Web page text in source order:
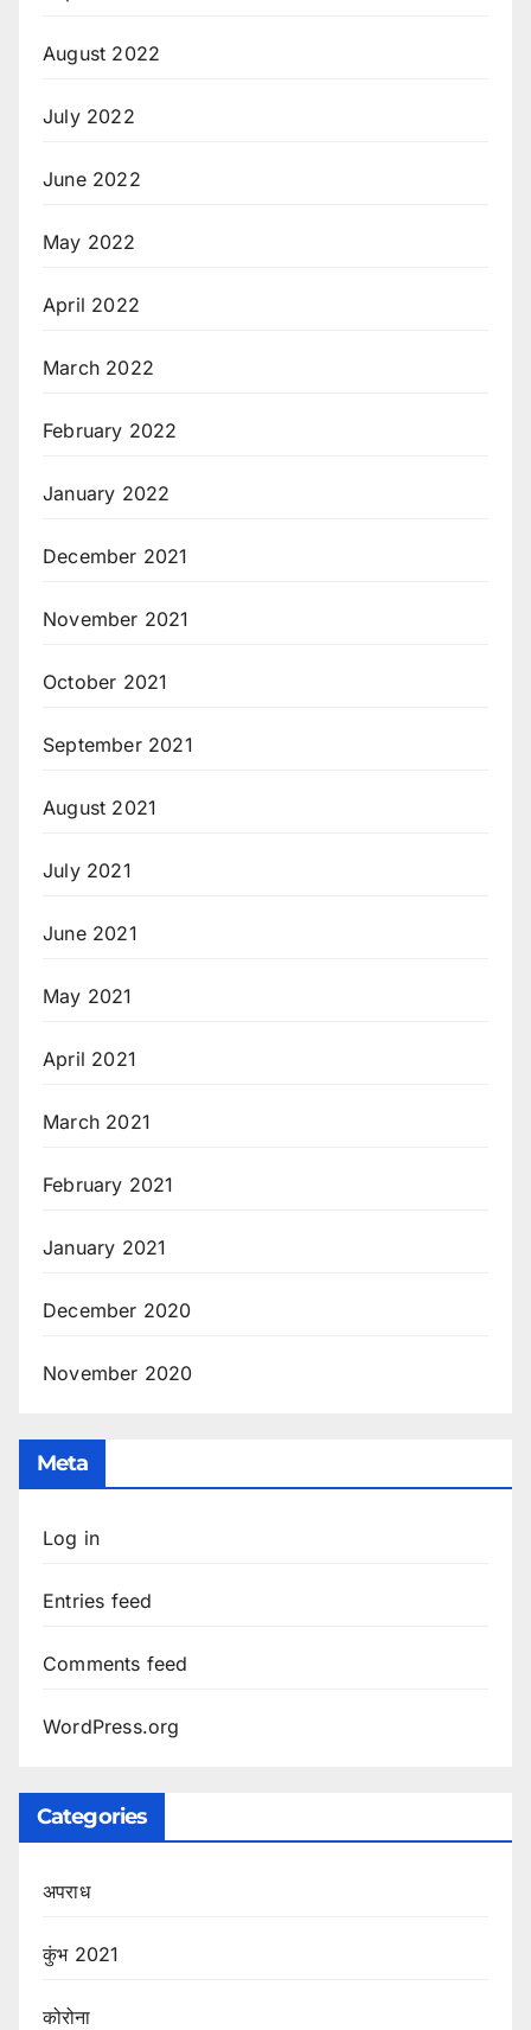
August 2022
July 2022
June 2022
May 2022
April 2022
March 2022
February 2022
January 2022
December 2021
November 2021
October 2021
September 2021
August 2021
July 2021
June 2021
May 2021
April 2021
March 2021
February 2021
January 2021
December 2020
November 2020
Meta
Log in
Entries feed
Comments feed
WordPress.org
Categories
अपराध
कुंभ 2021
कोरोना